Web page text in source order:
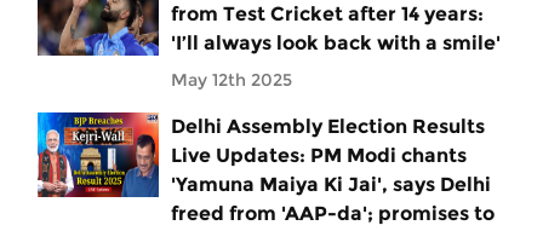
from Test Cricket after 14 years:
'I’ll always look back with a smile'
May 12th 2025
Delhi Assembly Election Results
Live Updates: PM Modi chants
'Yamuna Maiya Ki Jai', says Delhi
freed from 'AAP-da'; promises to